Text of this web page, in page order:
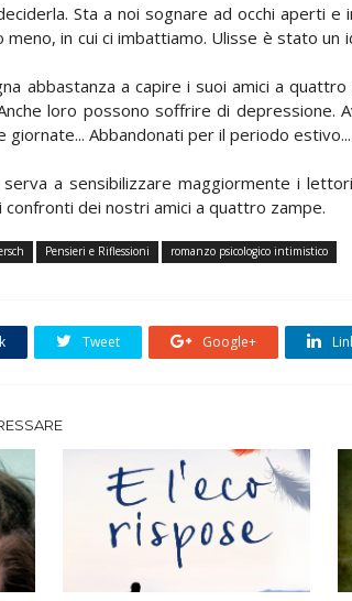
Sta a noi sognare ad occhi aperti
in cui ci imbattiamo. Ulisse è stato un
abbastanza a capire i suoi amici a
loro possono soffrire di depressione.
Abbandonati per il periodo estivo...
a sensibilizzare maggiormente i
dei nostri amici a quattro zampe.
Pensieri e Riflessioni romanzo psicologico intimistico
Tweet Google+